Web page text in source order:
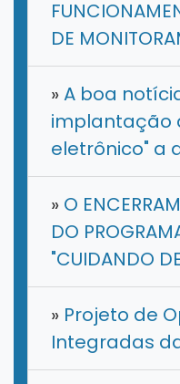
DE
»A boa
implantação
eletrônico" a
» O
DO
"CUIDANDO
» Projeto de
Integradas